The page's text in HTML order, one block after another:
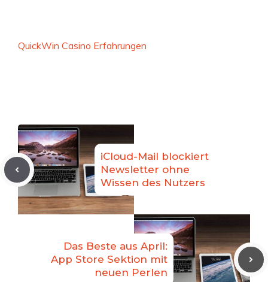
QuickWin Casino Erfahrungen
iCloud-Mail blockiert
Newsletter ohne
Wissen des Nutzers
Das Beste aus April:
App Store Sektion mit
neuen Perlen